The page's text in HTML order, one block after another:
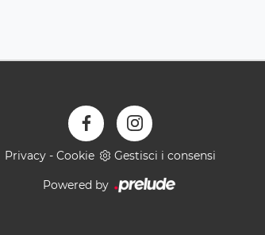
Privacy - Cookie Gestisci i consensi
Powered by